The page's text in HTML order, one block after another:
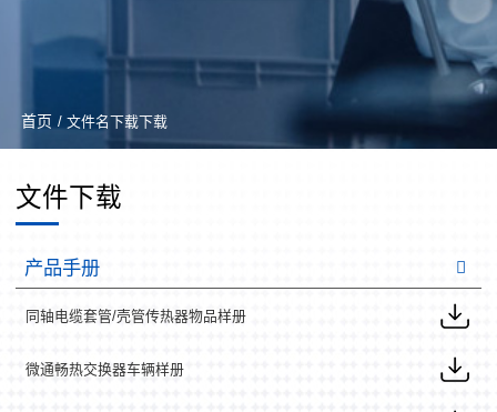
首页 / 文件名下载下载
文件下载
产品手册
同轴电缆套管/壳管传热器物品样册
微通畅热交换器车辆样册